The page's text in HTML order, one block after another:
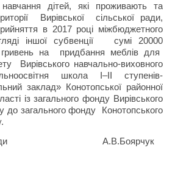
дітей, які проживають та
Вирівської
сільської ради,
в 2017 році міжбюджетного
іншої субвенції
сумі 20000
на
придбання меблів для
Вирівського навчально-виховного
школа
I–II
ступенів-
заклад» Конотопської районної
із загального фонду Вирівського
до загального фонду
Конотопського
А.В.Боярчук